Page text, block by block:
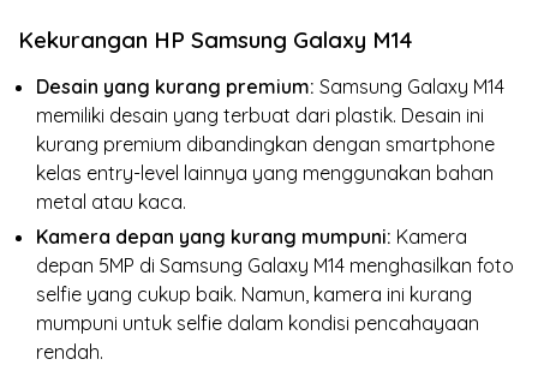
Kekurangan HP Samsung Galaxy M14
Desain yang kurang premium: Samsung Galaxy M14
memiliki desain yang terbuat dari plastik. Desain ini
kurang premium dibandingkan dengan smartphone
kelas entry-level lainnya yang menggunakan bahan
metal atau kaca.
Kamera depan yang kurang mumpuni: Kamera
depan 5MP di Samsung Galaxy M14 menghasilkan foto
selfie yang cukup baik. Namun, kamera ini kurang
mumpuni untuk selfie dalam kondisi pencahayaan
rendah.